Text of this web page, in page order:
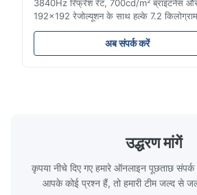
3840Hz रिफ्रेश रेट, 700cd/m² ब्राइटनेस
192x192 रेजोल्यूशन के साथ हल्के 7.2
एलईडी डिस्प्ले। आसान इंस्टालेशन और वैश्विक
अनुकूलता (AC100-240V) के साथ लाइव इवेंट के
आदर्श।
अब संपर्क करें
उद्धरण मांगें
कृपया नीचे दिए गए हमारे ऑनलाइन पूछताछ संपर्क
आपके कोई प्रश्न हैं, तो हमारी टीम जल्द से